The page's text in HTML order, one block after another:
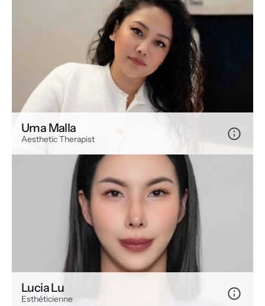
Uma Malla
Aesthetic Therapist
Lucia Lu
Esthéticienne